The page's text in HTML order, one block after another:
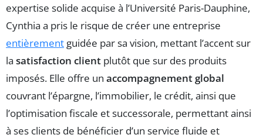
expertise solide acquise à l’Université Paris-Dauphine,
Cynthia a pris le risque de créer une entreprise
entièrement guidée par sa vision, mettant l’accent sur
la satisfaction client plutôt que sur des produits
imposés. Elle offre un accompagnement global
couvrant l’épargne, l’immobilier, le crédit, ainsi que
l’optimisation fiscale et successorale, permettant ainsi
à ses clients de bénéficier d’un service fluide et